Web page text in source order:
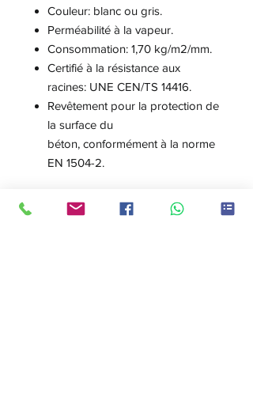
Couleur: blanc ou gris.
Perméabilité à la vapeur.
Consommation: 1,70 kg/m2/mm.
Certifié à la résistance aux
racines: UNE CEN/TS 14416.
Revêtement pour la protection de
la surface du
béton, conformément à la norme
EN 1504-2.
Qualités:
Etanchéité totale contre la